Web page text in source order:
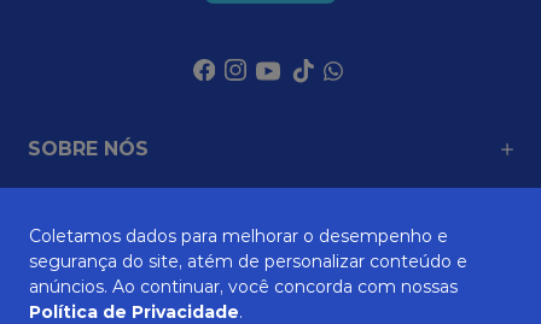
SOBRE NÓS
ATENDIMENTO
Coletamos dados para melhorar o desempenho e
segurança do site, atém de personalizar conteúdo e
anúncios. Ao continuar, você concorda com nossas
Política de Privacidade.